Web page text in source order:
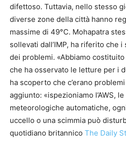
difettoso. Tuttavia, nello stesso
diverse zone della città hanno
massime di 49°C. Mohapatra
sollevati dall’IMP, ha riferito che
dei problemi. «Abbiamo
che ha osservato le letture per i
ha scoperto che c’erano
aggiunto: «ispezioniamo l’AWS,
meteorologiche automatiche,
uccello o una scimmia può
quotidiano britannico The Daily